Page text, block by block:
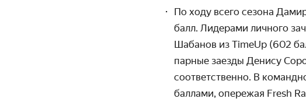
По ходу всего сезона
балл. Лидерами личного
Шабанов из TimeUp (602
парные заезды Денису
соответственно. В
баллами, опережая Fresh